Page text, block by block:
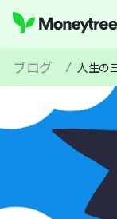
ブログ /